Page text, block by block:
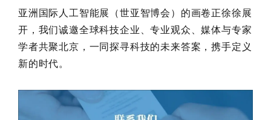
亚洲国际人工智能展（世亚智博会）的画卷正徐徐展
开，我们诚邀全球科技企业、专业观众、媒体与专家
学者共聚北京，一同探寻科技的未来答案，携手定义
新的时代。